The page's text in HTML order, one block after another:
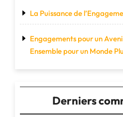
La Puissance de
Engagements pour un
Ensemble pour un Monde
Derniers